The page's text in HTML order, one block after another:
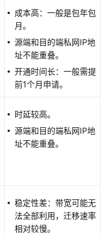
成本高：一般是包年包
月。
源端和目的端私网IP地
址不能重叠。
开通时间长：一般需提
前1个月申请。
时延较高。
源端和目的端私网IP地
址不能重叠。
稳定性差：带宽可能无
法全部利用，迁移速率
相对较慢。